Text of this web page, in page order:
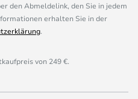
den Abmeldelink, den Sie in jedem
erhalten Sie in der
.
von 249 €.